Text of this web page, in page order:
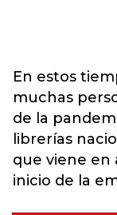
En estos
muchas
de la
librerías
que viene en
inicio de la